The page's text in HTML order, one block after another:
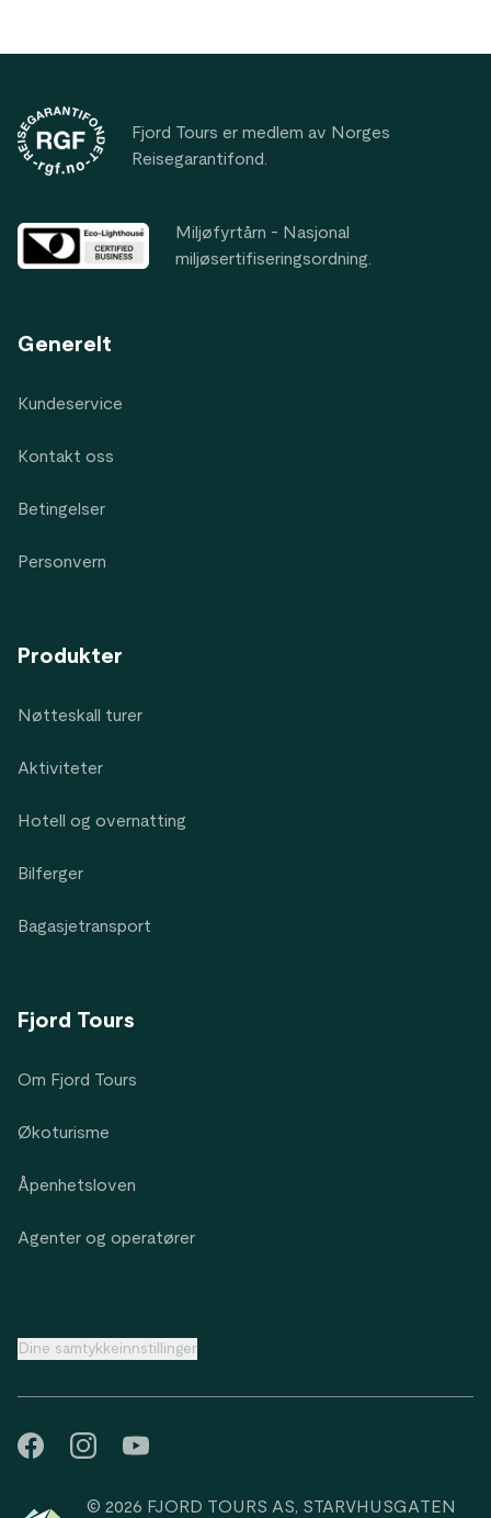
Fjord Tours er medlem av Norges
Reisegarantifond.
Miljøfyrtårn - Nasjonal
miljøsertifiseringsordning.
Generelt
Kundeservice
Kontakt oss
Betingelser
Personvern
Produkter
Nøtteskall turer
Aktiviteter
Hotell og overnatting
Bilferger
Bagasjetransport
Fjord Tours
Om Fjord Tours
Økoturisme
Åpenhetsloven
Agenter og operatører
Dine samtykkeinnstillinger
© 2026 FJORD TOURS AS, STARVHUSGATEN